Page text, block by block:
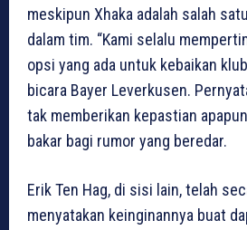
meskipun Xhaka adalah salah
dalam tim. “Kami selalu
opsi yang ada untuk kebaikan
bicara Bayer Leverkusen.
tak memberikan kepastian
bakar bagi rumor yang beredar.
Erik Ten Hag, di sisi lain, telah
menyatakan keinginannya buat